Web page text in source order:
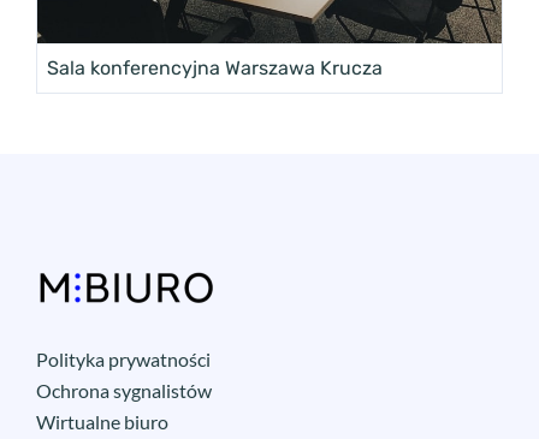
Sala konferencyjna Warszawa Krucza
Polityka prywatności
Ochrona sygnalistów
Wirtualne biuro